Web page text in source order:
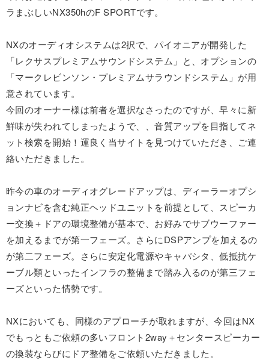
ラまぶしいNX350hのF SPORTです。
NXのオーディオシステムは2択で、パイオニアが開発した
「レクサスプレミアムサウンドシステム」と、オプションの
「マークレビンソン・プレミアムサラウンドシステム」が用
意されています。
今回のオーナー様は前者を選択なさったのですが、早々に新
鮮味が失われてしまったようで、、音質アップを目指してネ
ット検索を開始！運良く当サイトを見つけていただき、ご連
絡いただきました。
昨今の車のオーディオグレードアップは、ディーラーオプシ
ョンナビを含む純正ヘッドユニットを前提として、スピーカ
ー交換＋ドアの環境整備が基本で、お好みでサブウーファー
を加えるまでが第一フェーズ。さらにDSPアンプを加えるの
が第二フェーズ。さらに安定化電源やキャパシタ、低抵抗ケ
ーブル類といったインフラの整備まで踏み入るのが第三フェ
ーズといった情勢です。
NXにおいても、同様のアプローチが取れますが、今回はNX
でもっともご依頼の多いフロント2way＋センタースピーカー
の換装ならびにドア整備をご依頼いただきました。